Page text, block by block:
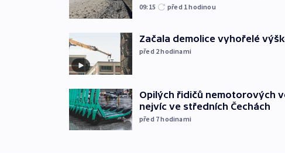
09:15 před 1hodinou
Začala demolice vyhořelé
před 2hodinami
Opilých řidičů nemotorových
nejvíc ve středních Čechách
před 7hodinami